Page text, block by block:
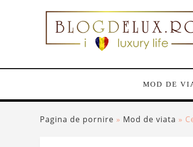
MOD DE
Pagina de pornire » Mod de viata »